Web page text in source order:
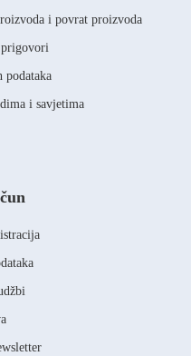
i povrat proizvoda
podataka
i savjetima